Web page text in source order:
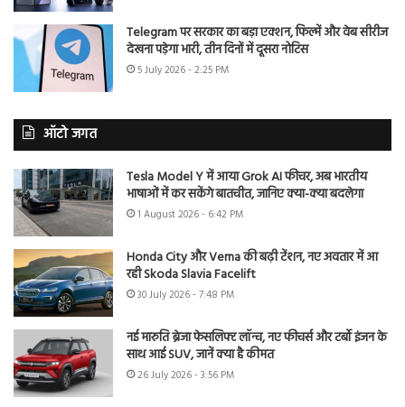
Telegram पर सरकार का बड़ा एक्शन, फिल्में और वेब सीरीज
देखना पड़ेगा भारी, तीन दिनों में दूसरा नोटिस
5 July 2026 - 2:25 PM
ऑटो जगत
Tesla Model Y में आया Grok AI फीचर, अब भारतीय
भाषाओं में कर सकेंगे बातचीत, जानिए क्या-क्या बदलेगा
1 August 2026 - 6:42 PM
Honda City और Verna की बढ़ी टेंशन, नए अवतार में आ
रही Skoda Slavia Facelift
30 July 2026 - 7:48 PM
नई मारुति ब्रेजा फेसलिफ्ट लॉन्च, नए फीचर्स और टर्बो इंजन के
साथ आई SUV, जानें क्या है कीमत
26 July 2026 - 3:56 PM